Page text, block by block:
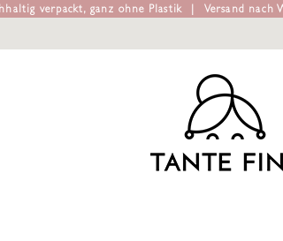
verpackt, ganz ohne Plastik
Versand nach